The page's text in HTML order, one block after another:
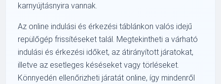
karnyújtásnyira vannak.
Az online indulási és érkezési táblánkon valós idejű
repülőgép frissítéseket talál. Megtekintheti a várható
indulási és érkezési időket, az átirányított járatokat,
illetve az esetleges késéseket vagy törléseket.
Könnyedén ellenőrizheti járatát online, így mindenről